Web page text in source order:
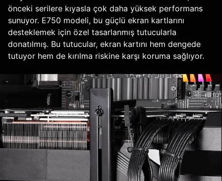
önceki serilere kıyasla çok daha yüksek performans
sunuyor. E750 modeli, bu güçlü ekran kartlarını
desteklemek için özel tasarlanmış tutucularla
donatılmış. Bu tutucular, ekran kartını hem dengede
tutuyor hem de kırılma riskine karşı koruma sağlıyor.